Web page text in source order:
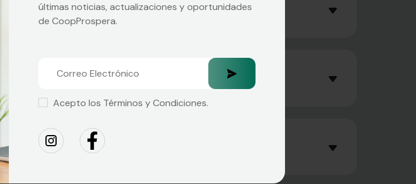
últimas noticias, actualizaciones y oportunidades
de CoopProspera.
Acepto los Términos y Condiciones.